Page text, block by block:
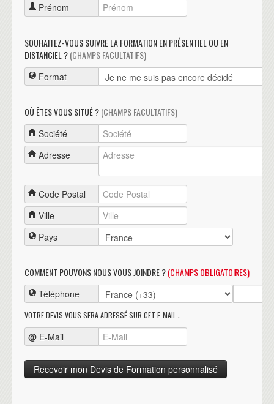
Prénom
SOUHAITEZ-VOUS SUIVRE LA FORMATION EN PRÉSENTIEL OU EN
DISTANCIEL ?(CHAMPS FACULTATIFS)
Format
OÙ ÊTES VOUS SITUÉ ?(CHAMPS FACULTATIFS)
Société
Adresse
Code Postal
Ville
Pays
COMMENT POUVONS NOUS VOUS JOINDRE ?(CHAMPS OBLIGATOIRES)
Téléphone
VOTRE DEVIS VOUS SERA ADRESSÉ SUR CET E-MAIL :
@ E-Mail